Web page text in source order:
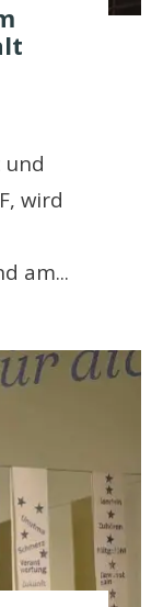
und
wird
am...